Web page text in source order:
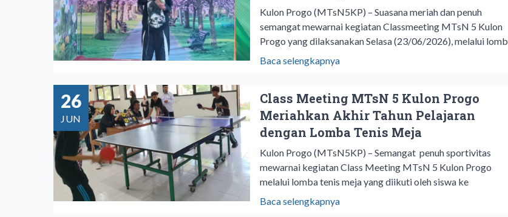
Kulon Progo (MTsN5KP) – Suasana meriah dan penuh
semangat mewarnai kegiatan Classmeeting MTsN 5 Kulon
Progo yang dilaksanakan Selasa (23/06/2026), melalui lomb
Baca selengkapnya
26
JUN
Class Meeting MTsN 5 Kulon Progo
Meriahkan Akhir Tahun Pelajaran
dengan Lomba Tenis Meja
Kulon Progo (MTsN5KP) – Semangat penuh sportivitas
mewarnai kegiatan Class Meeting MTsN 5 Kulon Progo
melalui lomba tenis meja yang diikuti oleh siswa ke
Baca selengkapnya